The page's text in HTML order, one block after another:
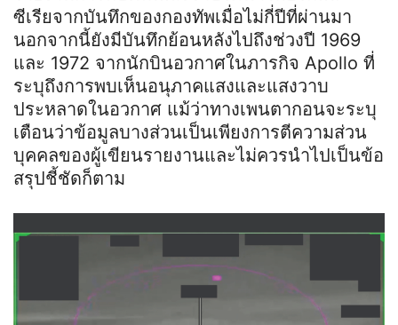
ซีเรียจากบันทึกของกองทัพเมื่อไม่กี่ปีที่ผ่านมา
นอกจากนี้ยังมีบันทึกย้อนหลังไปถึงช่วงปี 1969
และ 1972 จากนักบินอวกาศในภารกิจ Apollo ที่
ระบุถึงการพบเห็นอนุภาคแสงและแสงวาบ
ประหลาดในอวกาศ แม้ว่าทางเพนตากอนจะระบุ
เตือนว่าข้อมูลบางส่วนเป็นเพียงการตีความส่วน
บุคคลของผู้เขียนรายงานและไม่ควรนำไปเป็นข้อ
สรุปชี้ชัดก็ตาม